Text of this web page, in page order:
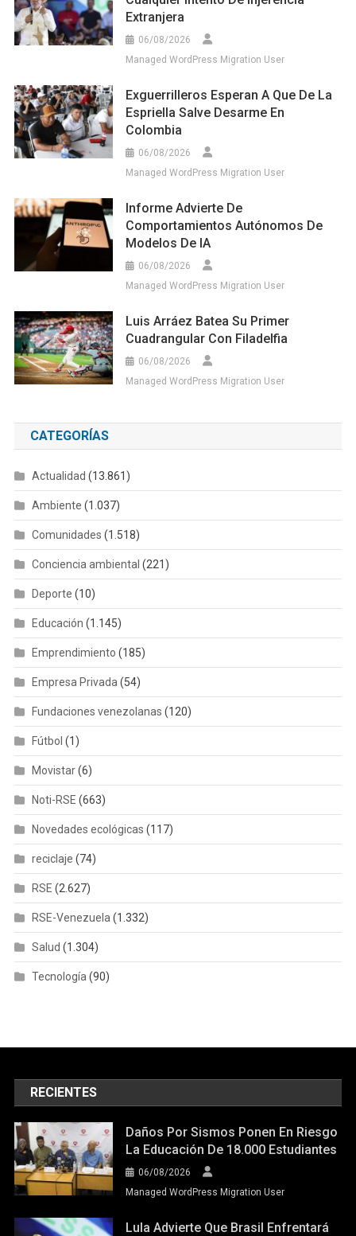
Extranjera
06/08/2026
Managed WordPress Migration User
Exguerrilleros Esperan A Que De La
Espriella Salve Desarme En
Colombia
06/08/2026
Managed WordPress Migration User
Informe Advierte De
Comportamientos Autónomos De
Modelos De IA
06/08/2026
Managed WordPress Migration User
Luis Arráez Batea Su Primer
Cuadrangular Con Filadelfia
06/08/2026
Managed WordPress Migration User
CATEGORÍAS
Actualidad (13.861)
Ambiente (1.037)
Comunidades (1.518)
Conciencia ambiental (221)
Deporte (10)
Educación (1.145)
Emprendimiento (185)
Empresa Privada (54)
Fundaciones venezolanas (120)
Fútbol (1)
Movistar(6)
Noti-RSE (663)
Novedades ecológicas (117)
reciclaje (74)
RSE (2.627)
RSE-Venezuela (1.332)
Salud (1.304)
Tecnología (90)
RECIENTES
Daños Por Sismos Ponen En Riesgo
La Educación De 18.000 Estudiantes
06/08/2026
Managed WordPress Migration User
Lula Advierte Que Brasil Enfrentará